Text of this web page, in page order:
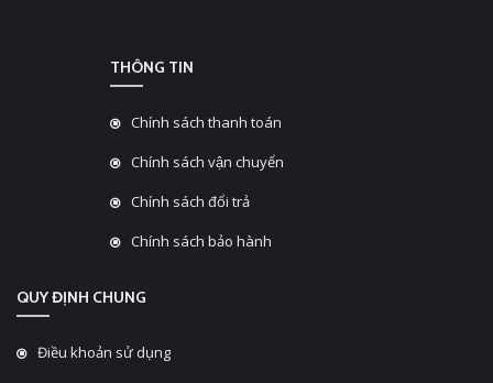
THÔNG TIN
Chính sách thanh toán
Chính sách vận chuyển
Chính sách đổi trả
Chính sách bảo hành
QUY ĐỊNH CHUNG
Điều khoản sử dụng